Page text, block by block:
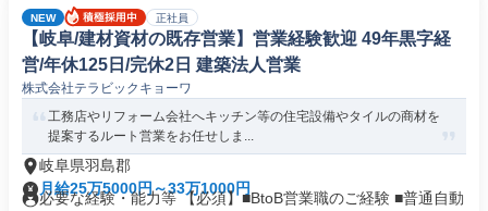
NEW 正社員
【岐阜/建材資材の既存営業】営業経験歓迎 49年黒字経
営/年休125日/完休2日 建築法人営業
株式会社テラビックキョーワ
工務店やリフォーム会社へキッチン等の住宅設備やタイルの商材を
提案するルート営業をお任せしま...
岐阜県羽島郡
月給25万5000円～33万1000円
必要な経験・能力等 【必須】■BtoB営業職のご経験 ■普通自動